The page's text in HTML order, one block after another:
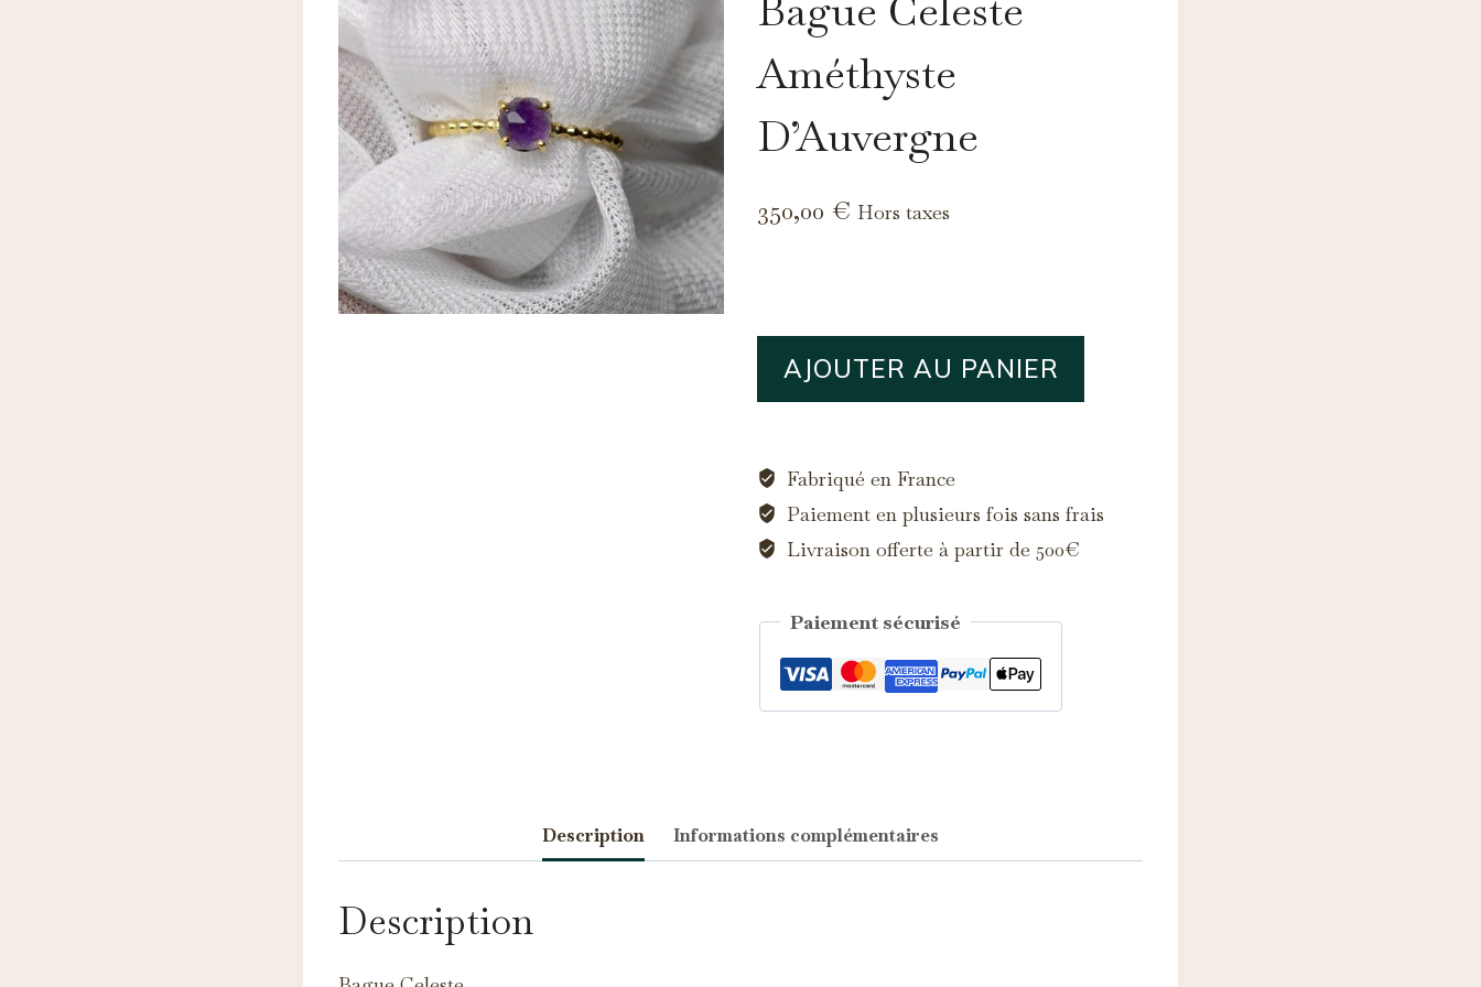
Améthyste
D’Auvergne
350,00 € Hors taxes
Améthyste
d'Auvergne
AJOUTER AU PANIER
Fabriqué en France
Paiement en plusieurs fois sans frais
Livraison offerte à partir de 500€
Paiement sécurisé
Description Informations complémentaires
DescriptionCes cookies sont indispensables au bon fonctionnement du site et ne
peuvent pas être désactivés.